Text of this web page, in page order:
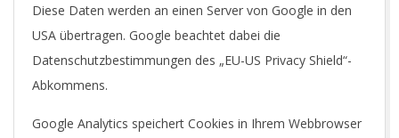
Diese Daten werden an einen Server von Google in den
USA übertragen. Google beachtet dabei die
Datenschutzbestimmungen des „EU-US Privacy Shield“-
Abkommens.
Google Analytics speichert Cookies in Ihrem Webbrowser